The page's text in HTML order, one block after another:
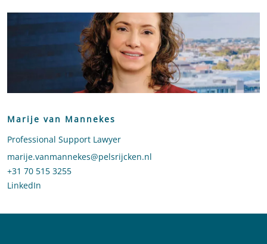
Marije van Mannekes
Professional Support Lawyer
Stuur een e-mail naar Marije van Mannekes
marije.vanmannekes@pelsrijcken.nl
Bel naar Marije van Mannekes
+31 70 515 3255
LinkedIn